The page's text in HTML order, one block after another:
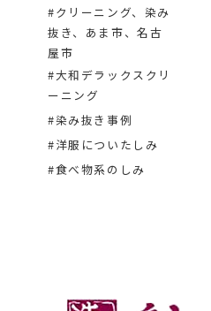
#クリーニング、染み
抜き、あま市、名古
屋市
#大和デラックスクリ
ーニング
#染み抜き事例
#洋服についたしみ
#食べ物系のしみ